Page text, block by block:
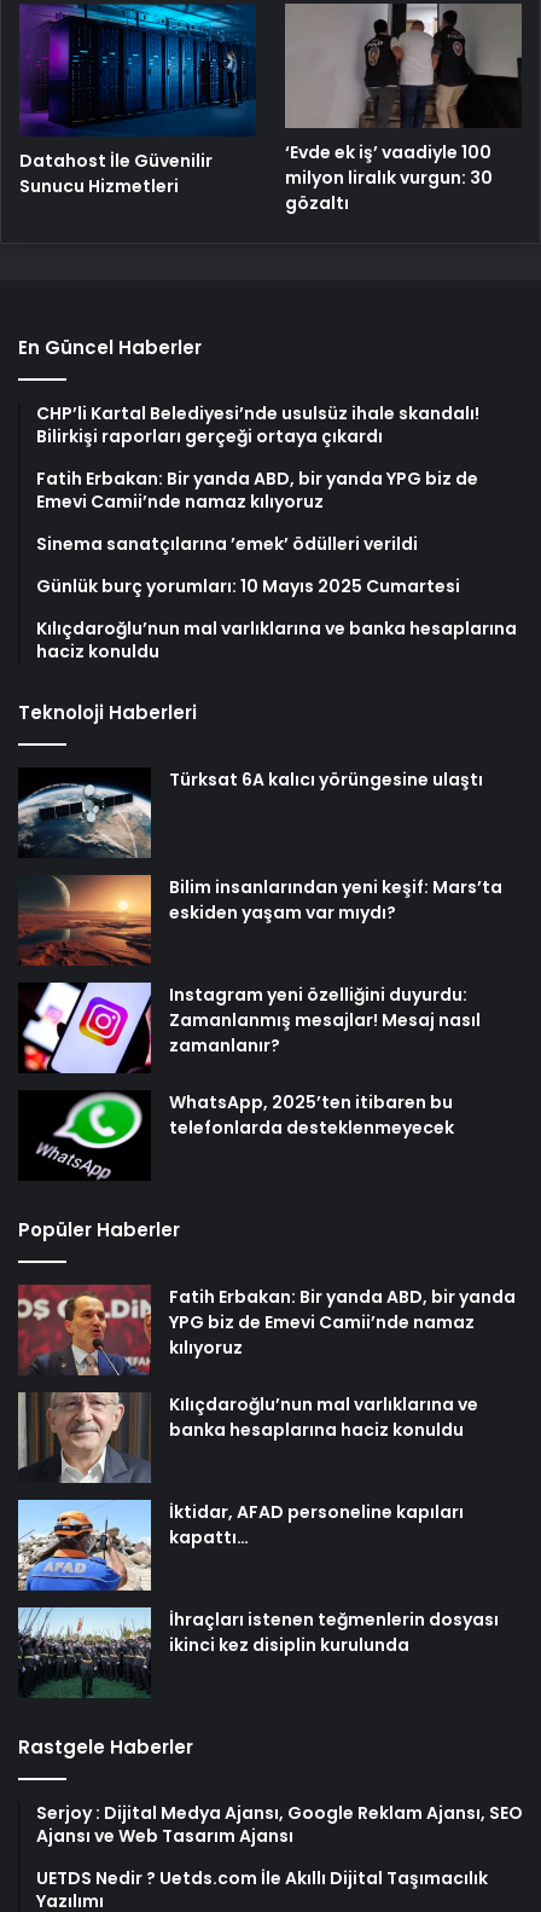
Datahost İle Güvenilir
Sunucu Hizmetleri
‘Evde ek iş’ vaadiyle 100
milyon liralık vurgun: 30
gözaltı
En Güncel Haberler
CHP’li Kartal Belediyesi’nde usulsüz ihale skandalı!
Bilirkişi raporları gerçeği ortaya çıkardı
Fatih Erbakan: Bir yanda ABD, bir yanda YPG biz de
Emevi Camii’nde namaz kılıyoruz
Sinema sanatçılarına ’emek’ ödülleri verildi
Günlük burç yorumları: 10 Mayıs 2025 Cumartesi
Kılıçdaroğlu’nun mal varlıklarına ve banka hesaplarına
haciz konuldu
Teknoloji Haberleri
Türksat 6A kalıcı yörüngesine ulaştı
Bilim insanlarından yeni keşif: Mars’ta
eskiden yaşam var mıydı?
Instagram yeni özelliğini duyurdu:
Zamanlanmış mesajlar! Mesaj nasıl
zamanlanır?
WhatsApp, 2025’ten itibaren bu
telefonlarda desteklenmeyecek
Popüler Haberler
Fatih Erbakan: Bir yanda ABD, bir yanda
YPG biz de Emevi Camii’nde namaz
kılıyoruz
Kılıçdaroğlu’nun mal varlıklarına ve
banka hesaplarına haciz konuldu
İktidar, AFAD personeline kapıları
kapattı…
İhraçları istenen teğmenlerin dosyası
ikinci kez disiplin kurulunda
Rastgele Haberler
Serjoy : Dijital Medya Ajansı, Google Reklam Ajansı, SEO
Ajansı ve Web Tasarım Ajansı
UETDS Nedir ? Uetds.com İle Akıllı Dijital Taşımacılık
Yazılımı